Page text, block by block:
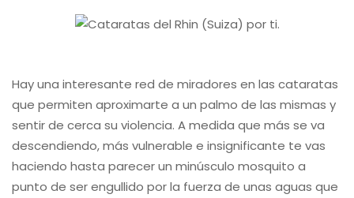
Hay una interesante red de miradores en las cataratas
que permiten aproximarte a un palmo de las mismas y
sentir de cerca su violencia. A medida que más se va
descendiendo, más vulnerable e insignificante te vas
haciendo hasta parecer un minúsculo mosquito a
punto de ser engullido por la fuerza de unas aguas que